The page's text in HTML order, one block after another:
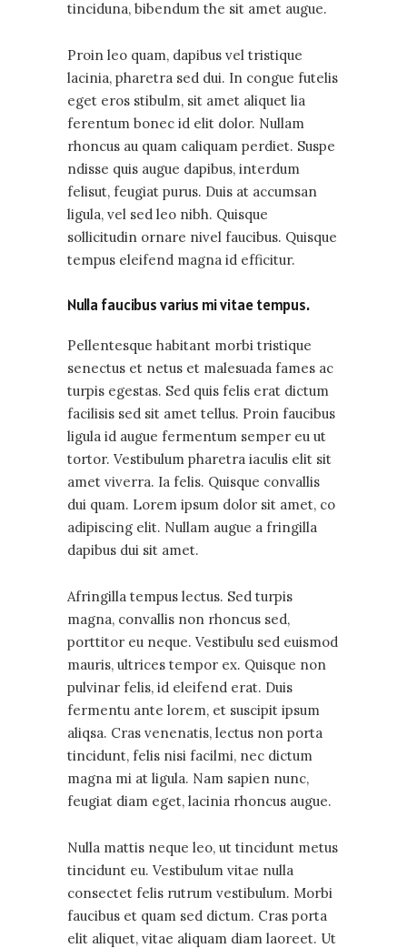
tinciduna, bibendum the sit amet augue.
Proin leo quam, dapibus vel tristique
lacinia, pharetra sed dui. In congue futelis
eget eros stibulm, sit amet aliquet lia
ferentum bonec id elit dolor. Nullam
rhoncus au quam caliquam perdiet. Suspe
ndisse quis augue dapibus, interdum
felisut, feugiat purus. Duis at accumsan
ligula, vel sed leo nibh. Quisque
sollicitudin ornare nivel faucibus. Quisque
tempus eleifend magna id efficitur.
Nulla faucibus varius mi vitae tempus.
Pellentesque habitant morbi tristique
senectus et netus et malesuada fames ac
turpis egestas. Sed quis felis erat dictum
facilisis sed sit amet tellus. Proin faucibus
ligula id augue fermentum semper eu ut
tortor. Vestibulum pharetra iaculis elit sit
amet viverra. Ia felis. Quisque convallis
dui quam. Lorem ipsum dolor sit amet, co
adipiscing elit. Nullam augue a fringilla
dapibus dui sit amet.
Afringilla tempus lectus. Sed turpis
magna, convallis non rhoncus sed,
porttitor eu neque. Vestibulu sed euismod
mauris, ultrices tempor ex. Quisque non
pulvinar felis, id eleifend erat. Duis
fermentu ante lorem, et suscipit ipsum
aliqsa. Cras venenatis, lectus non porta
tincidunt, felis nisi facilmi, nec dictum
magna mi at ligula. Nam sapien nunc,
feugiat diam eget, lacinia rhoncus augue.
Nulla mattis neque leo, ut tincidunt metus
tincidunt eu. Vestibulum vitae nulla
consectet felis rutrum vestibulum. Morbi
faucibus et quam sed dictum. Cras porta
elit aliquet, vitae aliquam diam laoreet. Ut